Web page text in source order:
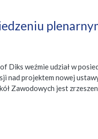
weźmie udział w
nad projektem nowej
Zawodowych jest